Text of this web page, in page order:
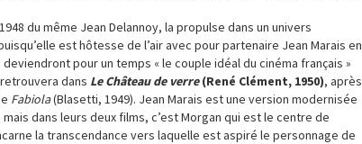
du même Jean Delannoy, la propulse dans un univers
est hôtesse de l’air avec pour partenaire Jean Marais en
pour un temps « le couple idéal du cinéma français »
dans Le Château de verre(René Clément, 1950), après
Fabiola(Blasetti, 1949). Jean Marais est une version modernisée
mais dans leurs deux films, c’est Morgan qui est le centre de
la transcendance vers laquelle est aspiré le personnage de